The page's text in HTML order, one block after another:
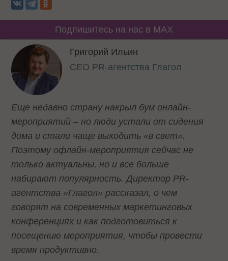
Подпишитесь на нас в MAX
Григорий Ильин
CEO PR-агентства Глагол
Еще недавно страну накрыл бум онлайн-
мероприятий – но люди устали от сидения
дома и стали чаще выходить «в свет».
Поэтому офлайн-мероприятия сейчас не
только актуальны, но и все больше
набирают популярность. Директор PR-
агентства «Глагол» рассказал, о чем
говорят на современных маркетинговых
конференциях и как подготовиться к
посещению мероприятия, чтобы провести
время продуктивно.